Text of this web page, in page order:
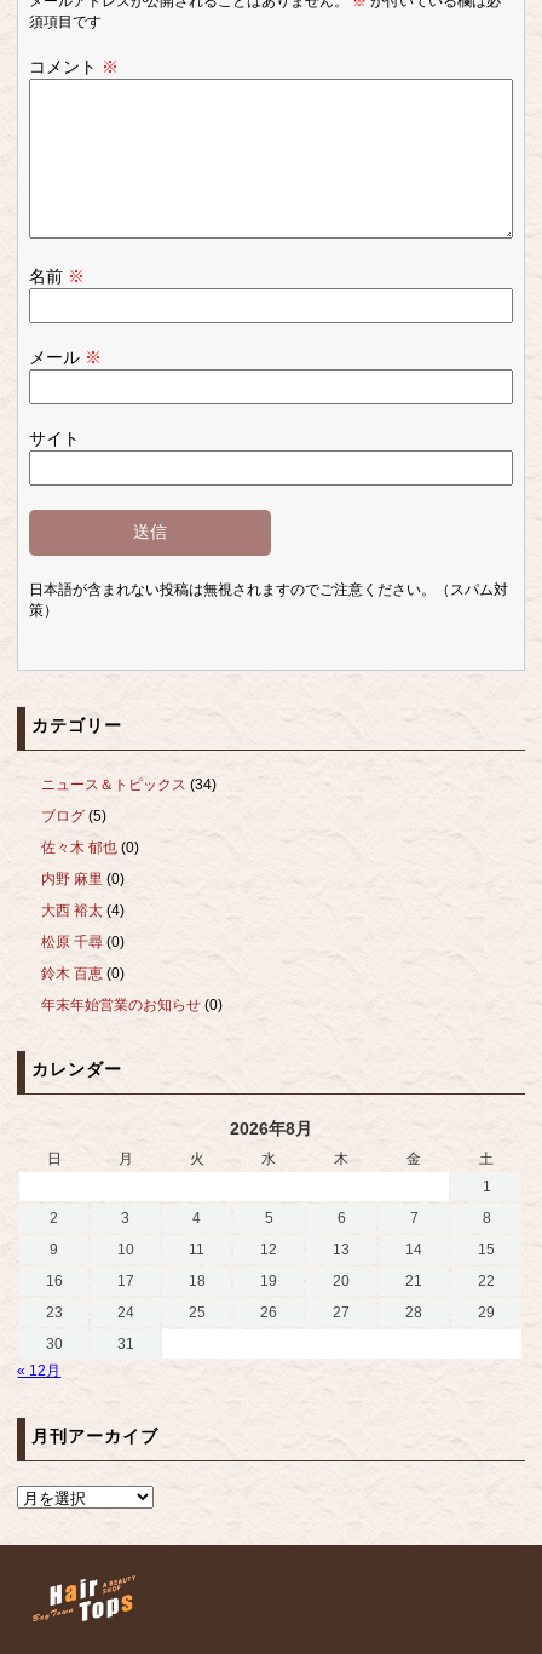
須項目です
コメント ※
名前 ※
メール ※
サイト
日本語が含まれない投稿は無視されますのでご注意ください。（スパム対
策）
カテゴリー
ニュース＆トピックス (34)
ブログ (5)
佐々木 郁也 (0)
内野 麻里 (0)
大西 裕太 (4)
松原 千尋 (0)
鈴木 百恵 (0)
年末年始営業のお知らせ (0)
カレンダー
2026年8月
日 月 火 水 木 金
土
1
2
3 4 5 6 7
8
9
10 11 12 13 14
15
16
17 18 19 20 21
22
23
24 25 26 27 28
29
30
31
« 12月
月刊アーカイブ